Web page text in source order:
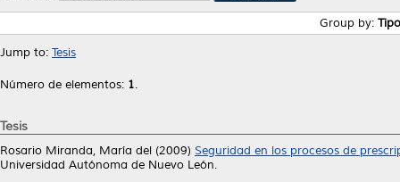
Group by:
Jump to: Tesis
Número de elementos: 1.
Tesis
Rosario Miranda, María del (2009) Seguridad en los procesos de
Universidad Autónoma de Nuevo León.